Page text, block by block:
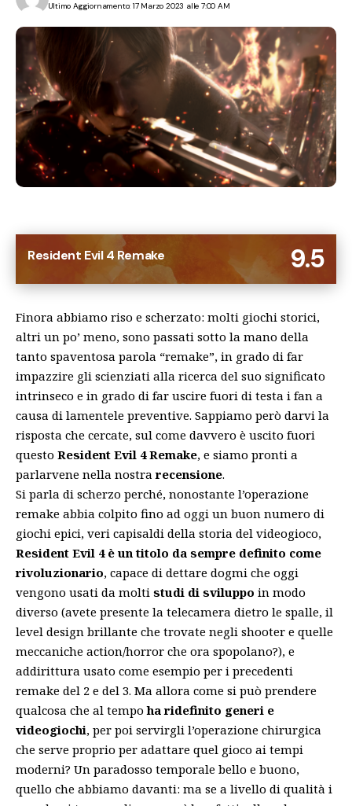
Ultimo Aggiornamento: 17 Marzo 2023 alle 7:00 AM
9.5
Resident Evil 4 Remake
Finora abbiamo riso e scherzato: molti giochi storici,
altri un po’ meno, sono passati sotto la mano della
tanto spaventosa parola “remake”, in grado di far
impazzire gli scienziati alla ricerca del suo significato
intrinseco e in grado di far uscire fuori di testa i fan a
causa di lamentele preventive. Sappiamo però darvi la
risposta che cercate, sul come davvero è uscito fuori
questo Resident Evil 4 Remake, e siamo pronti a
parlarvene nella nostrarecensione.
Si parla di scherzo perché, nonostante l’operazione
remake abbia colpito fino ad oggi un buon numero di
giochi epici, veri capisaldi della storia del videogioco,
Resident Evil 4 è un titolo da sempre definito come
rivoluzionario, capace di dettare dogmi che oggi
vengono usati da molti studi di sviluppo in modo
diverso (avete presente la telecamera dietro le spalle, il
level design brillante che trovate negli shooter e quelle
meccaniche action/horror che ora spopolano?), e
addirittura usato come esempio per i precedenti
remake del 2 e del 3. Ma allora come si può prendere
qualcosa che al tempoha ridefinito generi e
videogiochi, per poi servirgli l’operazione chirurgica
che serve proprio per adattare quel gioco ai tempi
moderni? Un paradosso temporale bello e buono,
quello che abbiamo davanti: ma se a livello di qualità i